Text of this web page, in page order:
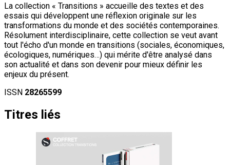
La collection « Transitions » accueille des textes et des
essais qui développent une réflexion originale sur les
transformations du monde et des sociétés contemporaines.
Résolument interdisciplinaire, cette collection se veut avant
tout l'écho d'un monde en transitions (sociales, économiques,
écologiques, numériques…) qui mérite d'être analysé dans
son actualité et dans son devenir pour mieux définir les
enjeux du présent.
ISSN 28265599
Titres liés